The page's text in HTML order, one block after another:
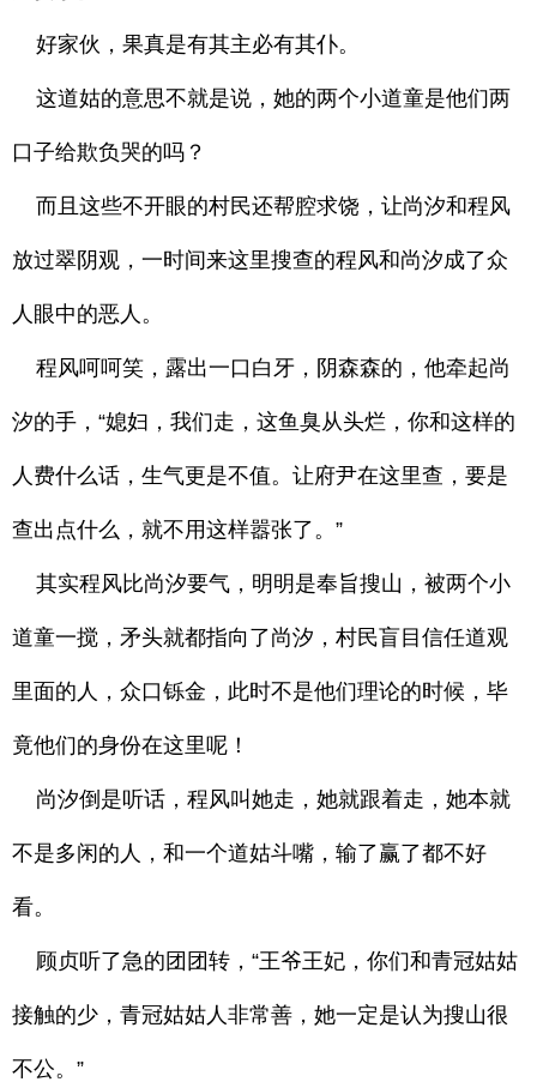
好家伙，果真是有其主必有其仆。
这道姑的意思不就是说，她的两个小道童是他们两
口子给欺负哭的吗？
而且这些不开眼的村民还帮腔求饶，让尚汐和程风
放过翠阴观，一时间来这里搜查的程风和尚汐成了众
人眼中的恶人。
程风呵呵笑，露出一口白牙，阴森森的，他牵起尚
汐的手，“媳妇，我们走，这鱼臭从头烂，你和这样的
人费什么话，生气更是不值。让府尹在这里查，要是
查出点什么，就不用这样嚣张了。”
其实程风比尚汐要气，明明是奉旨搜山，被两个小
道童一搅，矛头就都指向了尚汐，村民盲目信任道观
里面的人，众口铄金，此时不是他们理论的时候，毕
竟他们的身份在这里呢！
尚汐倒是听话，程风叫她走，她就跟着走，她本就
不是多闲的人，和一个道姑斗嘴，输了赢了都不好
看。
顾贞听了急的团团转，“王爷王妃，你们和青冠姑姑
接触的少，青冠姑姑人非常善，她一定是认为搜山很
不公。”